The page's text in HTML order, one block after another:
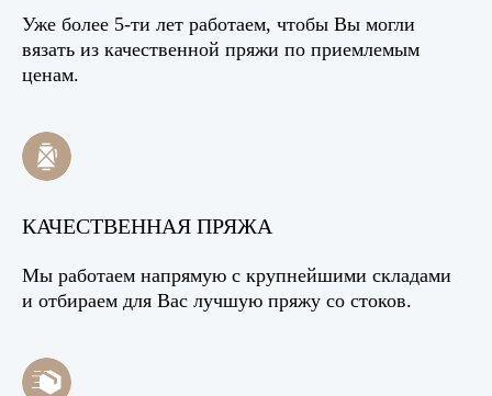
Уже более 5-ти лет работаем, чтобы Вы могли
вязать из качественной пряжи по приемлемым
ценам.
КАЧЕСТВЕННАЯ ПРЯЖА
Мы работаем напрямую с крупнейшими складами
и отбираем для Вас лучшую пряжу со стоков.